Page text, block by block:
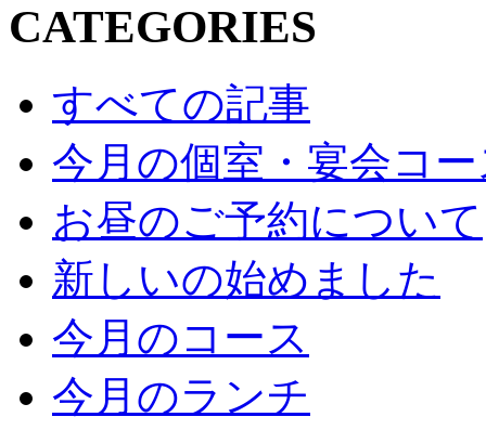
CATEGORIES
すべての記事
今月の個室・宴会コ
お昼のご予約について
新しいの始めました
今月のコース
今月のランチ